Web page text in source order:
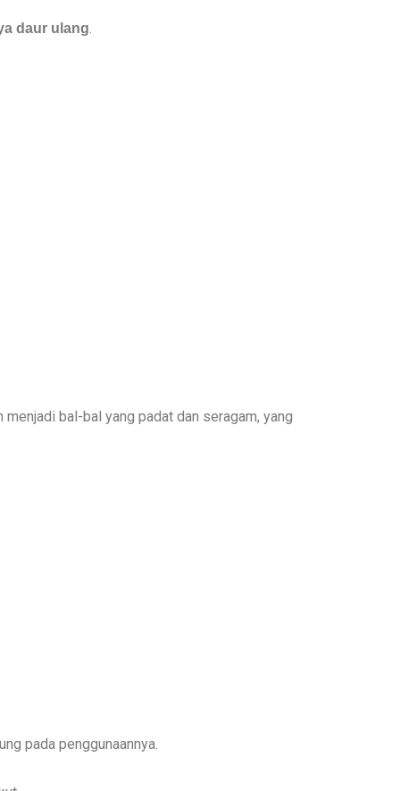
daur ulang
bal-bal yang padat dan seragam, yang
pada penggunaannya.